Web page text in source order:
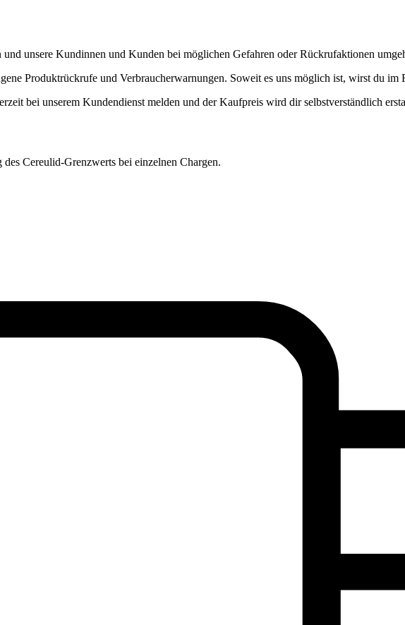
unsere Kundinnen und Kunden bei möglichen Gefahren oder Rückrufaktionen
Produktrückrufe und Verbraucherwarnungen. Soweit es uns möglich ist, wirst du
bei unserem Kundendienst melden und der Kaufpreis wird dir selbstverständlich
Cereulid-Grenzwerts bei einzelnen Chargen.